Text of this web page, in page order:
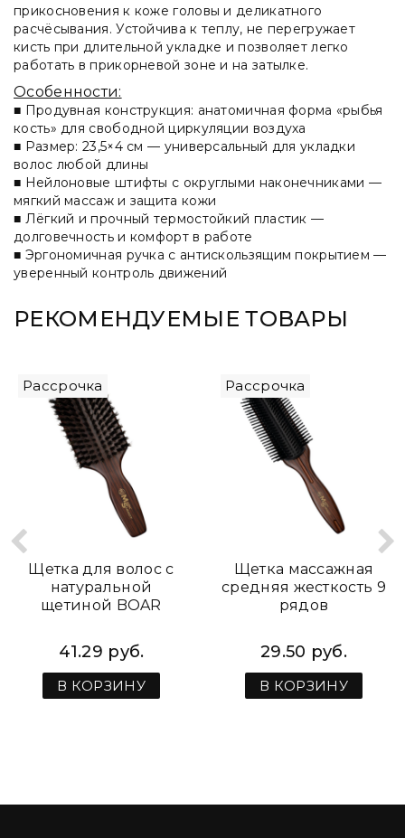
прикосновения к коже головы и деликатного
расчёсывания. Устойчива к теплу, не перегружает
кисть при длительной укладке и позволяет легко
работать в прикорневой зоне и на затылке.
Особенности:
■ Продувная конструкция: анатомичная форма «рыбья
кость» для свободной циркуляции воздуха
■ Размер: 23,5×4 см — универсальный для укладки
волос любой длины
■ Нейлоновые штифты с округлыми наконечниками —
мягкий массаж и защита кожи
■ Лёгкий и прочный термостойкий пластик —
долговечность и комфорт в работе
■ Эргономичная ручка с антискользящим покрытием —
уверенный контроль движений
РЕКОМЕНДУЕМЫЕ ТОВАРЫ
Рассрочка
Щетка для волос с
натуральной
щетиной BOAR
41.29 руб.
В КОРЗИНУ
Рассрочка
Щетка массажная
средняя жесткость 9
рядов
29.50 руб.
В КОРЗИНУ